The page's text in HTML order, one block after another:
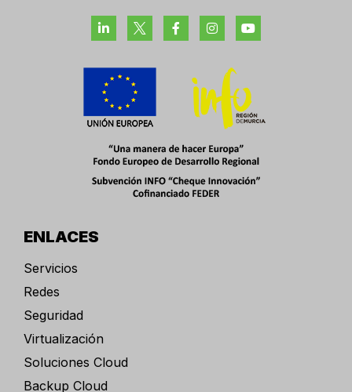
ENLACES
Servicios
Redes
Seguridad
Virtualización
Soluciones Cloud
Backup Cloud